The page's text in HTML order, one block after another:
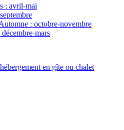
: avril-mai
: octobre-novembre
mars
hébergement en gîte ou chalet